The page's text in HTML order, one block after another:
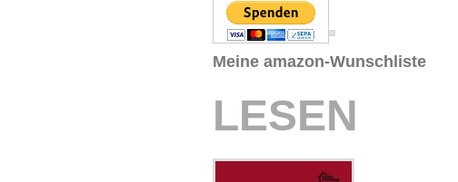
Meine amazon-Wunschliste
LESEN